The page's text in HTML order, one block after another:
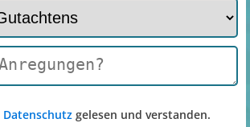
Datenschutz gelesen und verstanden.